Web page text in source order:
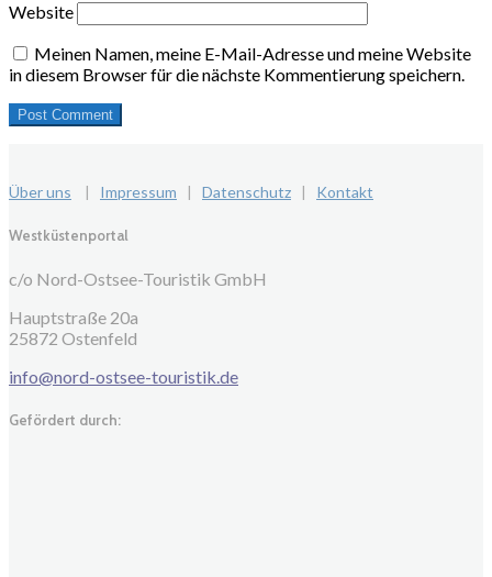
Website
Meinen Namen, meine E-Mail-Adresse und meine Website
in diesem Browser für die nächste Kommentierung speichern.
Über uns | Impressum | Datenschutz | Kontakt
Westküstenportal
c/o Nord-Ostsee-Touristik GmbH
Hauptstraße 20a
25872 Ostenfeld
info@nord-ostsee-touristik.de
Gefördert durch: